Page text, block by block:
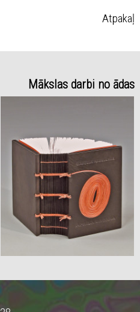
Atpakaļ
Mākslas darbi no ādas